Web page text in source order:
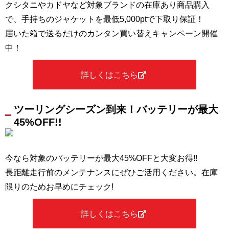
クシタニやカドヤなど対象ブランドの在庫あり商品購入
で、手持ちのジャケットを最低5,000ptで下取り保証！
届いた箱で送るだけのカンタン買い替えキャンペーン開催
中！
詳しくはこちら
ツーリングシーズン到来！バッテリーが最大
45%OFF!!
今なら対象のバッテリーが最大45%OFFと大変お得!!
長距離走行前のメンテナンスにぜひご活用ください。在庫
限りのためお早めにチェック!
詳しくはこちら